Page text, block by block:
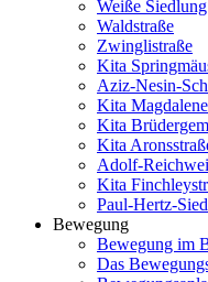
Weiße Siedlung
Waldstraße
Zwinglistraße
Kita
Aziz-Nesin-
Kita
Kita
Kita
Adolf-
Kita
Paul-Hertz-
Bewegung
Bewegung im
Das